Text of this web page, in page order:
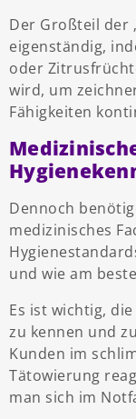
Der Großteil der
eigenständig,
oder
wird, um
Fähigkeiten
Dennoch
medizinisches
und wie am
Es ist wichtig,
zu kennen und
Kunden im
Tätowierung
man sich im